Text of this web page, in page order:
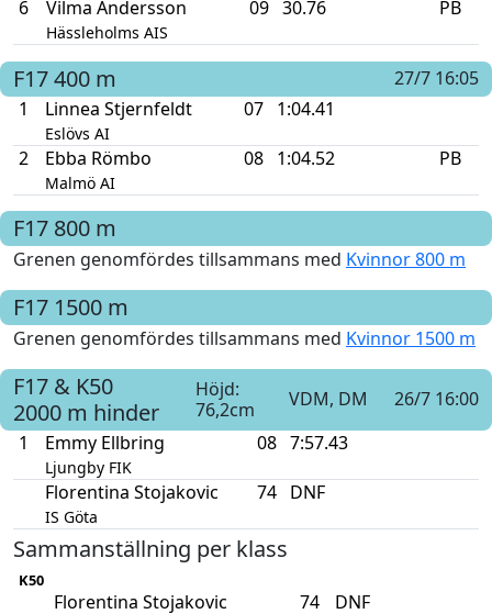
6 Vilma Andersson
Hässleholms AIS
09 30.76 PB
F17400 m
27/7 16:05
1
Linnea Stjernfeldt
Eslövs AI
07 1:04.41
2 Ebba Römbo
Malmö AI
08 1:04.52 PB
F17 800 m
Grenen genomfördes tillsammans med Kvinnor 800 m
F17 1500 m
Grenen genomfördes tillsammans med Kvinnor 1500 m
F17 & K50
2000 m hinder
Höjd:
76,2cm
VDM, DM
26/7 16:00
1
Emmy Ellbring
Ljungby FIK
08 7:57.43
Florentina Stojakovic
IS Göta
74 DNF
Sammanställning per klass
K50
Florentina Stojakovic 74 DNF